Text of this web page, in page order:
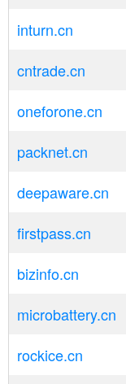
inturn.cn
cntrade.cn
oneforone.cn
packnet.cn
deepaware.cn
firstpass.cn
bizinfo.cn
microbattery.cn
rockice.cn